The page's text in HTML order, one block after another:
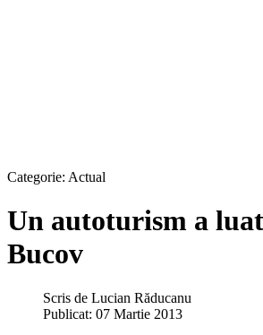
Categorie: Actual
Un autoturism a
Bucov
Scris de Lucian Răducanu
Publicat: 07 Martie 2013